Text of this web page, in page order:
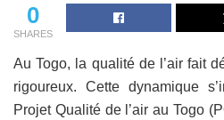
0
SHARES
Au Togo, la qualité de l’air fait
rigoureux. Cette dynamique
Projet Qualité de l’air au Togo